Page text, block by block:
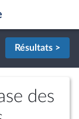
Résultats >
des